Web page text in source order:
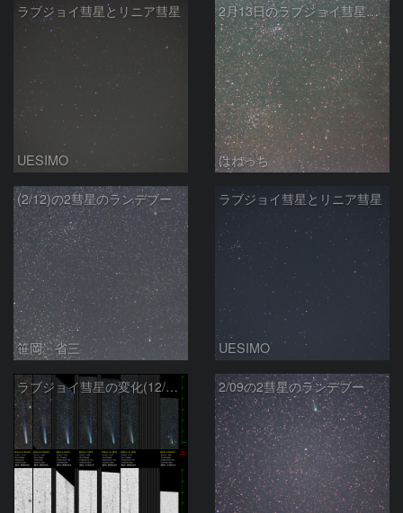
ラブジョイ彗星とリニア彗星
UESIMO
2月13日のラブジョイ彗星とリニア彗星
はねっち
(2/12)の2彗星のランデブー
笹岡 省三
ラブジョイ彗星とリニア彗星
UESIMO
ラブジョイ彗星の変化(12/29～1/29) 2/09の2彗星のランデブー